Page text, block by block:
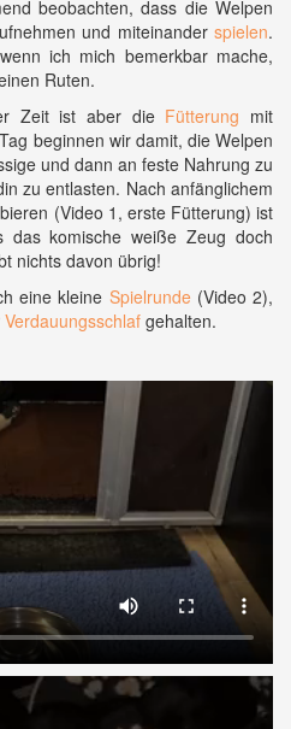
beobachten, dass die Welpen
und miteinander spielen.
ich mich bemerkbar mache,
Ruten.
Zeit ist aber die Fütterung mit
beginnen wir damit, die Welpen
und dann an feste Nahrung zu
zu entlasten. Nach anfänglichem
(Video 1, erste Fütterung) ist
das komische weiße Zeug doch
nichts davon übrig!
eine kleine Spielrunde(Video 2),
Verdauungsschlaf gehalten.